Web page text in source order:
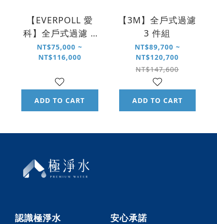
【EVERPOLL 愛
科】全戶式過濾 2
件組
NT$75,000 ~
NT$116,000
ADD TO CART
【3M】全戶式過濾
3 件組
NT$89,700 ~
NT$120,700
NT$147,600
ADD TO CART
認識極淨水 安心承諾